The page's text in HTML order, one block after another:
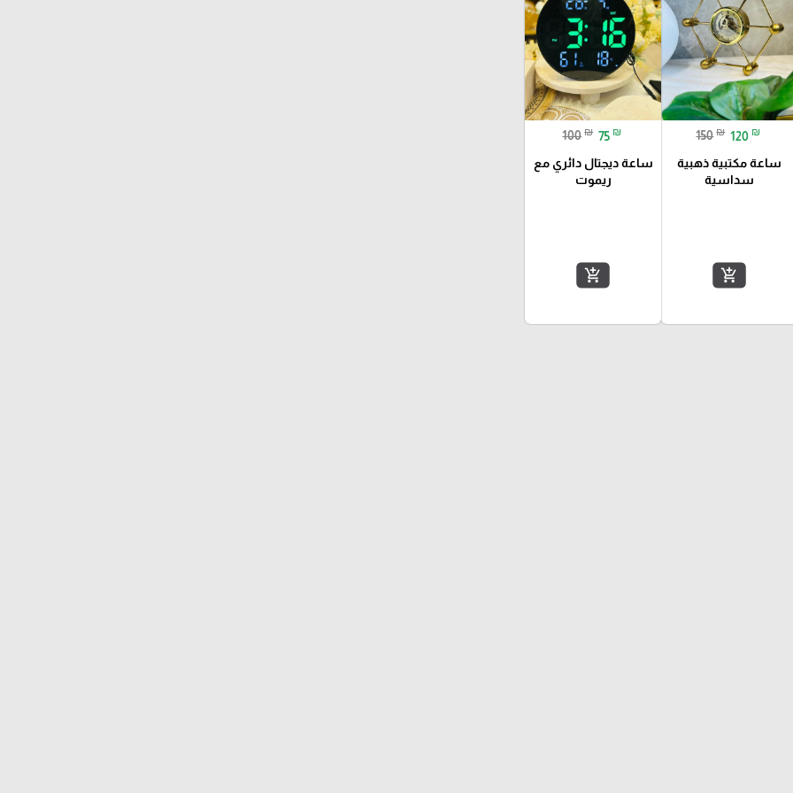
150 ₪ 120 ₪
ساعة مكتبية ذهبية
سداسية
add_shopping_cart
100 ₪ 75 ₪
ساعة ديجتال دائري مع
ريموت
add_shopping_cart